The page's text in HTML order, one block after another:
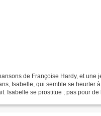
de Françoise Hardy, et une
Isabelle, qui semble se heurter
Isabelle se prostitue ; pas pour de